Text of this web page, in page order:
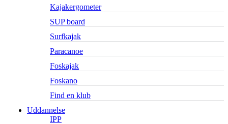
Kajakergometer
SUP board
Surfkajak
Paracanoe
Foskajak
Foskano
Find en klub
Uddannelse
IPP